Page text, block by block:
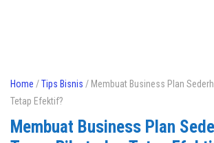
Home /Tips Bisnis / Membuat Business Plan
Tetap Efektif?
Membuat Business Plan